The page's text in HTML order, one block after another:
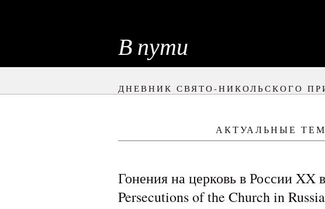
В пути
ДНЕВНИК СВЯТО-НИКОЛЬСКОГО
АКТУАЛЬНЫЕ
Гонения на церковь в России XX
Persecutions of the Church in